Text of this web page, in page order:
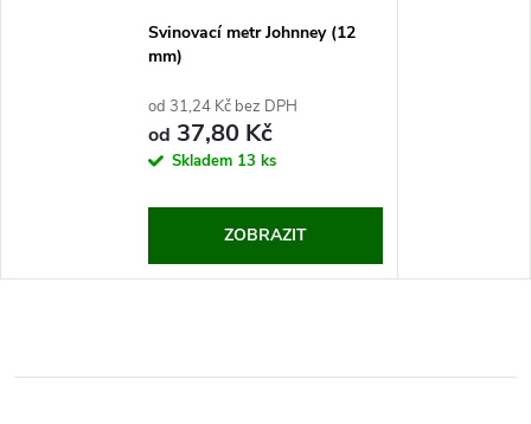
Svinovací metr Johnney (12
mm)
od 31,24 Kč bez DPH
od 37,80 Kč
Skladem 13 ks
ZOBRAZIT